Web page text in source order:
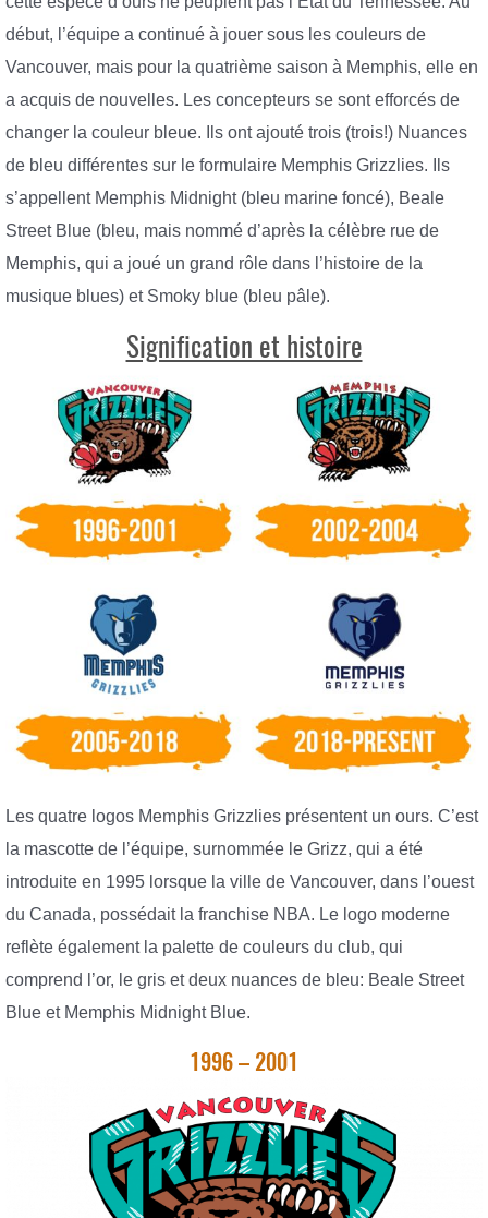
début, l’équipe a continué à jouer sous les couleurs de
Vancouver, mais pour la quatrième saison à Memphis, elle en
a acquis de nouvelles. Les concepteurs se sont efforcés de
changer la couleur bleue. Ils ont ajouté trois (trois!) Nuances
de bleu différentes sur le formulaire Memphis Grizzlies. Ils
s’appellent Memphis Midnight (bleu marine foncé), Beale
Street Blue (bleu, mais nommé d’après la célèbre rue de
Memphis, qui a joué un grand rôle dans l’histoire de la
musique blues) et Smoky blue (bleu pâle).
Signification et histoire
Les quatre logos Memphis Grizzlies présentent un ours. C’est
la mascotte de l’équipe, surnommée le Grizz, qui a été
introduite en 1995 lorsque la ville de Vancouver, dans l’ouest
du Canada, possédait la franchise NBA. Le logo moderne
reflète également la palette de couleurs du club, qui
comprend l’or, le gris et deux nuances de bleu: Beale Street
Blue et Memphis Midnight Blue.
1996 – 2001